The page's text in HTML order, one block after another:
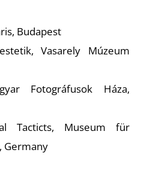
Budapest
Vasarely Múzeum
Fotográfusok Háza,
Tacticts, Museum für
Germany